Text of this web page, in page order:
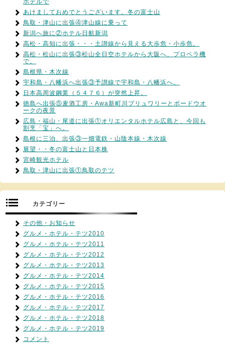
ホテルで
あけましておめでとうございます。冬の富士山
鳥取・津山に出張④津山線に乗って
新潟へ旅に②ホテル日航新潟
高松・高知に出張・・・土讃線から見える大歩危・小歩危。
高松・松山に出張③松山全日空ホテルから大阪へ、プロペラ機
で。
島根県・木次線
宇和島・八幡浜へ出張③予讃線で宇和島・八幡浜へ。
日本高周波鋼業（５４７６）が突然上昇。
徳島へ出張⑤麦酒工房・Awa新町川ブリュワリーとボードウオ
ークの夜景
広島・福山・尾道に出張①オリエンタルホテル広島と、今回も
割烹「宝」へ。
島根に三泊、出張③一畑電鉄・山陰本線・木次線
展望・・冬の富士山と日本株
宮崎観光ホテル
鳥取・津山に出張①鳥取のテツ
カテゴリー
その他・お知らせ
グルメ・ホテル・テツ2010
グルメ・ホテル・テツ2011
グルメ・ホテル・テツ2012
グルメ・ホテル・テツ2013
グルメ・ホテル・テツ2014
グルメ・ホテル・テツ2015
グルメ・ホテル・テツ2016
グルメ・ホテル・テツ2017
グルメ・ホテル・テツ2018
グルメ・ホテル・テツ2019
コメント